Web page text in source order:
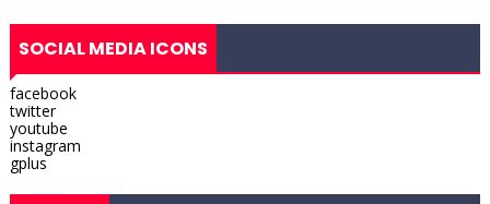
SOCIAL MEDIA ICONS
facebook
twitter
youtube
instagram
gplus